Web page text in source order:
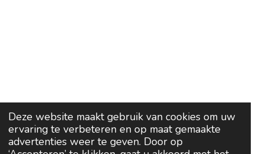
Deze website maakt gebruik van cookies om uw
ervaring te verbeteren en op maat gemaakte
advertenties weer te geven. Door op